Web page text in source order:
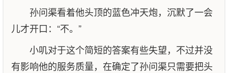
孙问渠看着他头顶的蓝色冲天炮，沉默了一会
儿才开口：“不。”
小叽对于这个简短的答案有些失望，不过并没
有影响他的服务质量，在确定了孙问渠只需要把头